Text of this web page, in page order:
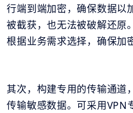
行端到端加密，确保数据以
被截获，也无法被破解还原
根据业务需求选择，确保加
其次，构建专用的传输通道
传输敏感数据。可采用VPN